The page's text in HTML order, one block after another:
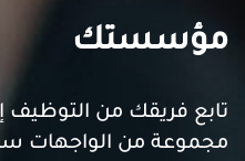
مؤسستك
تابع فريقك من التوظيف
مجموعة من الواجهات